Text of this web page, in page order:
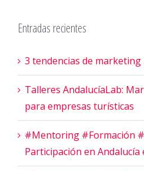
Entradas recientes
3 tendencias de marketing
Talleres AndalucíaLab:
para empresas turísticas
#Mentoring #Formación
Participación en Andalucía